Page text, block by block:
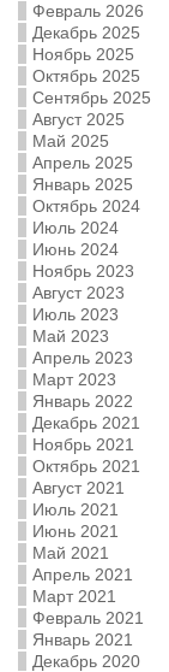
Февраль 2026
Декабрь 2025
Ноябрь 2025
Октябрь 2025
Сентябрь 2025
Август 2025
Май 2025
Апрель 2025
Январь 2025
Октябрь 2024
Июль 2024
Июнь 2024
Ноябрь 2023
Август 2023
Июль 2023
Май 2023
Апрель 2023
Март 2023
Январь 2022
Декабрь 2021
Ноябрь 2021
Октябрь 2021
Август 2021
Июль 2021
Июнь 2021
Май 2021
Апрель 2021
Март 2021
Февраль 2021
Январь 2021
Декабрь 2020